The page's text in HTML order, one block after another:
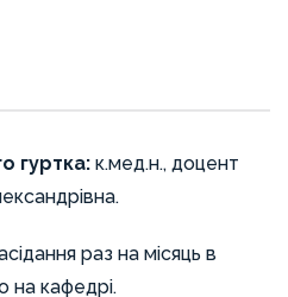
гуртка: к.мед.н., доцент
раз на місяць в
на кафедрі.